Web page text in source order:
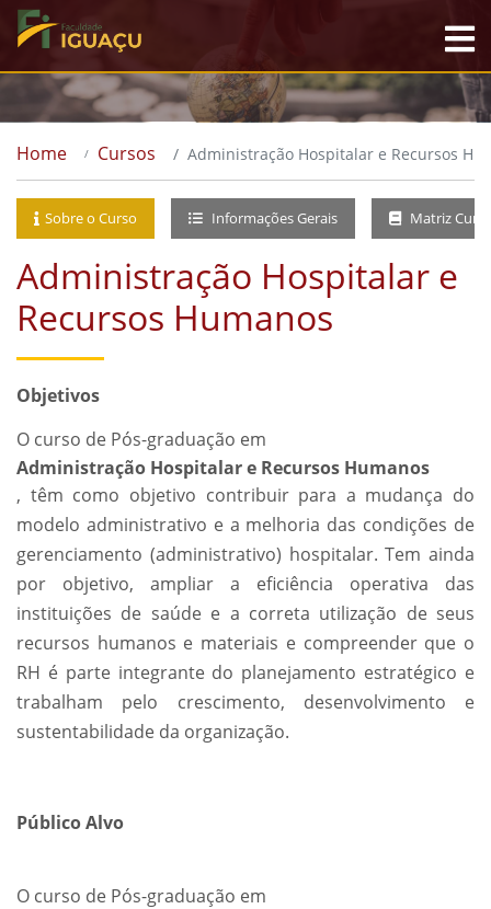
Home Cursos Administração Hospitalar e Recursos
Sobre o Curso Informações Gerais Matriz
Administração Hospitalar e
Recursos Humanos
Objetivos
O curso de Pós-graduação em
Administração Hospitalar e Recursos Humanos
, têm como objetivo contribuir para a mudança do
modelo administrativo e a melhoria das condições de
gerenciamento (administrativo) hospitalar. Tem ainda
por objetivo, ampliar a eficiência operativa das
instituições de saúde e a correta utilização de seus
recursos humanos e materiais e compreender que o
RH é parte integrante do planejamento estratégico e
trabalham pelo crescimento, desenvolvimento e
sustentabilidade da organização.
Público Alvo
O curso de Pós-graduação em